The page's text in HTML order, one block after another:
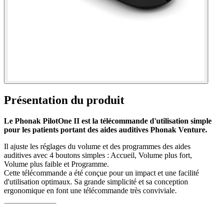
Présentation du produit
Le Phonak PilotOne II est la télécommande d'utilisation simple
pour les patients portant des aides auditives Phonak Venture.
Il ajuste les réglages du volume et des programmes des aides
auditives avec 4 boutons simples : Accueil, Volume plus fort,
Volume plus faible et Programme.
Cette télécommande a été conçue pour un impact et une facilité
d'utilisation optimaux. Sa grande simplicité et sa conception
ergonomique en font une télécommande très conviviale.